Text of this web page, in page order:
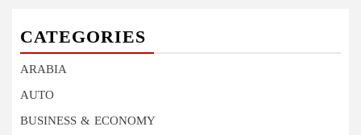
CATEGORIES
ARABIA
AUTO
BUSINESS & ECONOMY